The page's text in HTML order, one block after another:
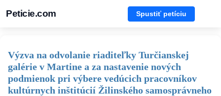
Peticie.com Spustiť petíciu
Výzva na odvolanie riaditeľky Turčianskej
galérie v Martine a za nastavenie nových
podmienok pri výbere vedúcich pracovníkov
kultúrnych inštitúcií Žilinského samosprávneho